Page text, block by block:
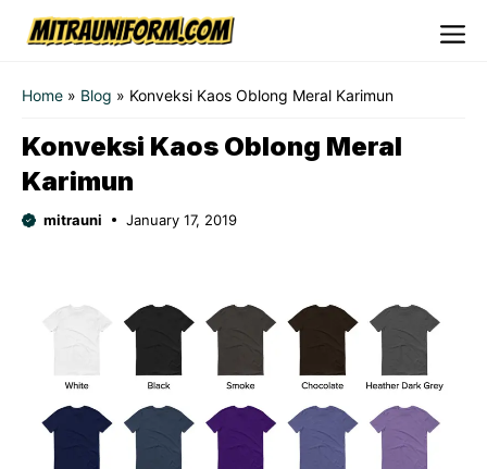
Skip
Home » Blog » Konveksi Kaos Oblong Meral Karimun
Konveksi Kaos Oblong Meral
Karimun
mitrauni January 17, 2019